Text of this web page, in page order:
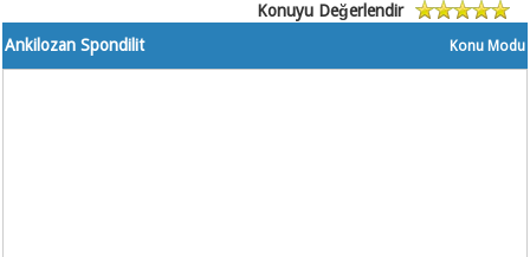
Konuyu Değerlendir
Konu Modu
Ankilozan Spondilit